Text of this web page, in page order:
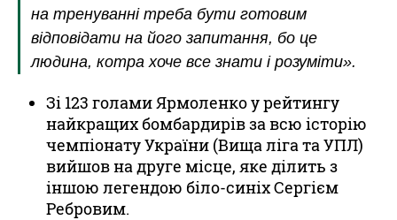
на тренуванні треба бути готовим
відповідати на його запитання, бо це
людина, котра хоче все знати і розуміти».
Зі 123 голами Ярмоленко у рейтингу
найкращих бомбардирів за всю історію
чемпіонату України (Вища ліга та УПЛ)
вийшов на друге місце, яке ділить з
іншою легендою біло-синіх Сергієм
Ребровим.